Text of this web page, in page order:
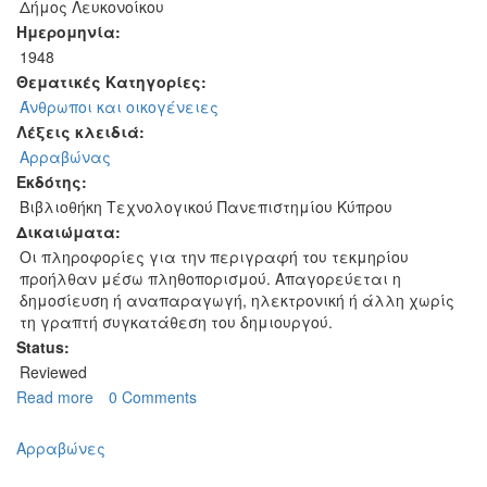
Δήμος Λευκονοίκου
Ημερομηνία:
1948
Θεματικές Κατηγορίες:
Άνθρωποι και οικογένειες
Λέξεις κλειδιά:
Αρραβώνας
Εκδότης:
Βιβλιοθήκη Τεχνολογικού Πανεπιστημίου Κύπρου
Δικαιώματα:
Οι πληροφορίες για την περιγραφή του τεκμηρίου
προήλθαν μέσω πληθοπορισμού. Απαγορεύεται η
δημοσίευση ή αναπαραγωγή, ηλεκτρονική ή άλλη χωρίς
τη γραπτή συγκατάθεση του δημιουργού.
Status:
Reviewed
Read more about
της
0 Comments
Αρραβώνες